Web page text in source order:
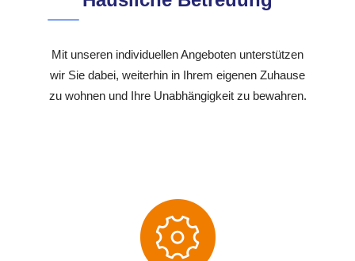
Mit unseren individuellen Angeboten unterstützen
wir Sie dabei, weiterhin in Ihrem eigenen Zuhause
zu wohnen und Ihre Unabhängigkeit zu bewahren.